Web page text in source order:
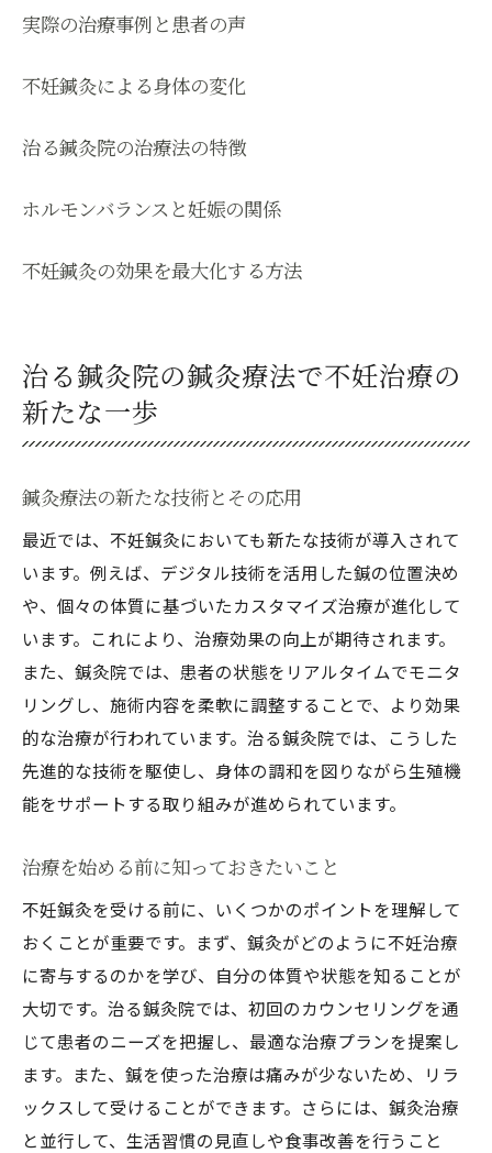
実際の治療事例と患者の声
不妊鍼灸による身体の変化
治る鍼灸院の治療法の特徴
ホルモンバランスと妊娠の関係
不妊鍼灸の効果を最大化する方法
治る鍼灸院の鍼灸療法で不妊治療の
新たな一歩
鍼灸療法の新たな技術とその応用
最近では、不妊鍼灸においても新たな技術が導入されて
います。例えば、デジタル技術を活用した鍼の位置決め
や、個々の体質に基づいたカスタマイズ治療が進化して
います。これにより、治療効果の向上が期待されます。
また、鍼灸院では、患者の状態をリアルタイムでモニタ
リングし、施術内容を柔軟に調整することで、より効果
的な治療が行われています。治る鍼灸院では、こうした
先進的な技術を駆使し、身体の調和を図りながら生殖機
能をサポートする取り組みが進められています。
治療を始める前に知っておきたいこと
不妊鍼灸を受ける前に、いくつかのポイントを理解して
おくことが重要です。まず、鍼灸がどのように不妊治療
に寄与するのかを学び、自分の体質や状態を知ることが
大切です。治る鍼灸院では、初回のカウンセリングを通
じて患者のニーズを把握し、最適な治療プランを提案し
ます。また、鍼を使った治療は痛みが少ないため、リラ
ックスして受けることができます。さらには、鍼灸治療
と並行して、生活習慣の見直しや食事改善を行うこと